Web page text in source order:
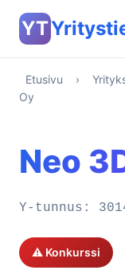
YT
Etusivu ›
Oy
Neo
Y-tunnus:
⚠️ Konkurssi